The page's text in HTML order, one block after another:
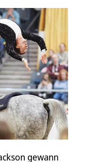
gewann